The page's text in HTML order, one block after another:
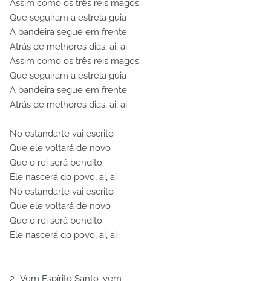
Assim como os três reis magos
Que seguiram a estrela guia
A bandeira segue em frente
Atrás de melhores dias, ai, ai
Assim como os três reis magos
Que seguiram a estrela guia
A bandeira segue em frente
Atrás de melhores dias, ai, ai
No estandarte vai escrito
Que ele voltará de novo
Que o rei será bendito
Ele nascerá do povo, ai, ai
No estandarte vai escrito
Que ele voltará de novo
Que o rei será bendito
Ele nascerá do povo, ai, ai
2- Vem Espírito Santo, vem